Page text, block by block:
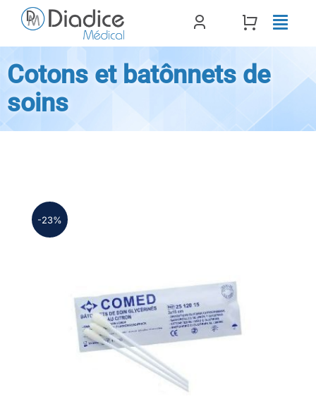
Passer
contenu
Cotons et batônnets de
soins
-23%